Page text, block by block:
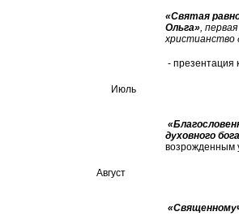
Июль
«Святая
Ольга»,
христианство
- презентация
Август
духовного
возрожденным